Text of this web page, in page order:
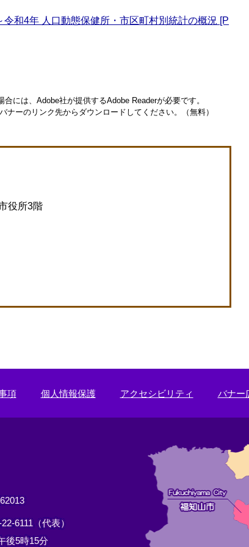
和4年 人口動態保健所・市区町村別統計の概況 [P
には、Adobe社が提供するAdobe Readerが必要です。
ナーのリンク先からダウンロードしてください。（無料）
役所3階
項 個人情報保護 アクセシビリティ バナー
6111（代表）
後5時15分